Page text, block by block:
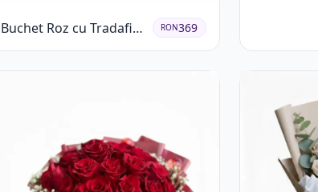
Buchet Roz cu Tradafiri
și Gerbera
RON369